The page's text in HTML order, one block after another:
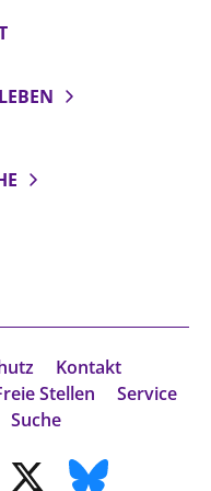
Kontakt
Stellen
Service
Suche